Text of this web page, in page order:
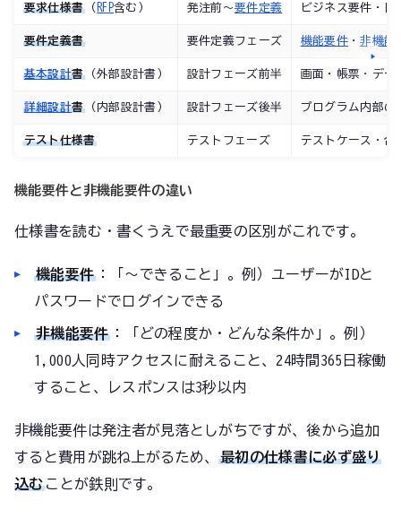
要求仕様書（ RFP含む） 発注前〜要件定義 ビジネス要件・目
要件定義書 要件定義フェーズ 機能要件・非機能
基本設計書（外部設計書） 設計フェーズ前半 画面・帳票・デー
詳細設計書（内部設計書） 設計フェーズ後半 プログラム内部の
テスト仕様書 テストフェーズ テストケース・合
機能要件と非機能要件の違い
仕様書を読む・書くうえで最重要の区別がこれです。
機能要件：「〜できること」。例）ユーザーがIDと
パスワードでログインできる
非機能要件 ：「どの程度か・どんな条件か」。例）
1,000人同時アクセスに耐えること、24時間365日稼働
すること、レスポンスは3秒以内
非機能要件は発注者が見落としがちですが、後から追加
すると費用が跳ね上がるため、最初の仕様書に必ず盛り
込む ことが鉄則です。